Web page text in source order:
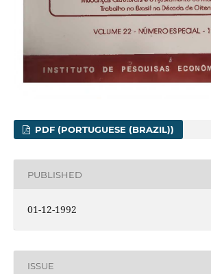
PDF (PORTUGUESE (BRAZIL))
PUBLISHED
01-12-1992
ISSUE